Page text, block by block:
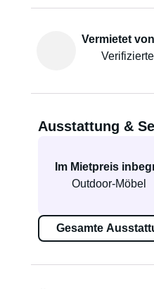
Vermietet
Ausstattung &
Im Mietpreis
Outdoor-Möbel
Gesamte